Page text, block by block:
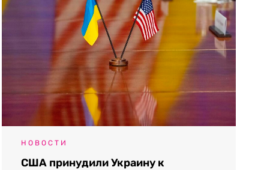
НОВОСТИ
США принудили Украину к